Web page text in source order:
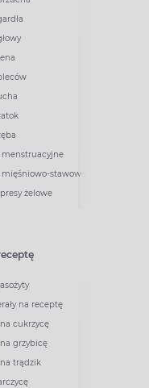
menstruacyjne
stawowe
żelowe
na receptę
cukrzycę
grzybicę
trądzik